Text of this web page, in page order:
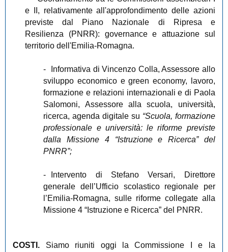
e II, relativamente all'approfondimento delle azioni
previste dal Piano Nazionale di Ripresa e
Resilienza (PNRR): governance e attuazione sul
territorio dell'Emilia-Romagna.
-
Informativa di Vincenzo Colla, Assessore allo
sviluppo economico e green economy, lavoro,
formazione e relazioni internazionali e di Paola
Salomoni, Assessore alla scuola, università,
ricerca, agenda digitale su “Scuola, formazione
professionale e università: le riforme previste
dalla Missione 4 “Istruzione e Ricerca” del
PNRR”;
-
Intervento di Stefano Versari, Direttore
generale dell’Ufficio scolastico regionale per
l’Emilia-Romagna, sulle riforme collegate alla
Missione 4 “Istruzione e Ricerca” del PNRR.
COSTI. Siamo riuniti oggi la Commissione I e la